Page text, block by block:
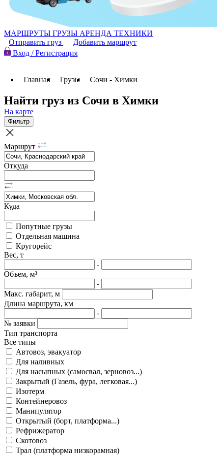
МАРШРУТЫ ГРУЗЫ АРЕНДА ТЕХНИКИ
Отправить груз
Добавить маршрут
Вход / Регистрация
Главная Грузы Сочи - Химки
Найти груз из Сочи в Химки
На карте
Фильтр
Маршрут
Откуда
Куда
Попутные грузы
Отдельная машина
Кругорейс
Вес, т
-
Объем, м³
-
Макс. габарит, м
Длина маршрута, км
-
№ заявки
Тип транспорта
Все типы
Автовоз, эвакуатор
Для наливных
Для насыпных (самосвал, зерновоз...)
Закрытый (Газель, фура, легковая...)
Изотерм
Контейнеровоз
Манипулятор
Открытый (борт, платформа...)
Рефрижератор
Скотовоз
Трал (платформа низкорамная)